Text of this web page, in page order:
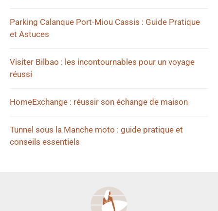
Parking Calanque Port-Miou Cassis : Guide Pratique
et Astuces
Visiter Bilbao : les incontournables pour un voyage
réussi
HomeExchange : réussir son échange de maison
Tunnel sous la Manche moto : guide pratique et
conseils essentiels